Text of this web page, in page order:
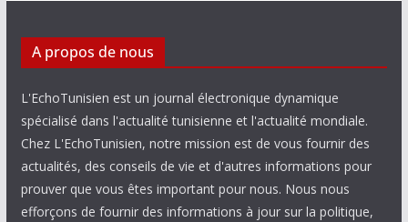
A propos de nous
L'EchoTunisien est un journal électronique dynamique
spécialisé dans l'actualité tunisienne et l'actualité mondiale.
Chez L'EchoTunisien, notre mission est de vous fournir des
actualités, des conseils de vie et d'autres informations pour
prouver que vous êtes important pour nous. Nous nous
efforçons de fournir des informations à jour sur la politique,